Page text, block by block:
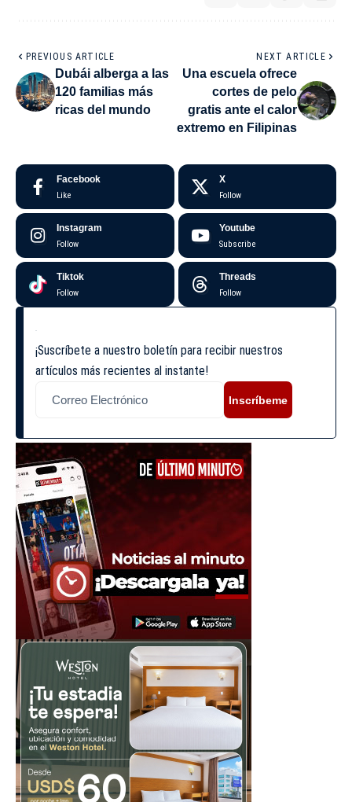
PREVIOUS ARTICLE
Dubái alberga a las
120 familias más
ricas del mundo
NEXT ARTICLE
Una escuela ofrece
cortes de pelo
gratis ante el calor
extremo en Filipinas
Facebook
Like
X
Follow
Instagram
Follow
Youtube
Subscribe
Tiktok
Follow
Threads
Follow
¡Suscríbete a nuestro boletín para recibir nuestros
artículos más recientes al instante!
Inscríbeme